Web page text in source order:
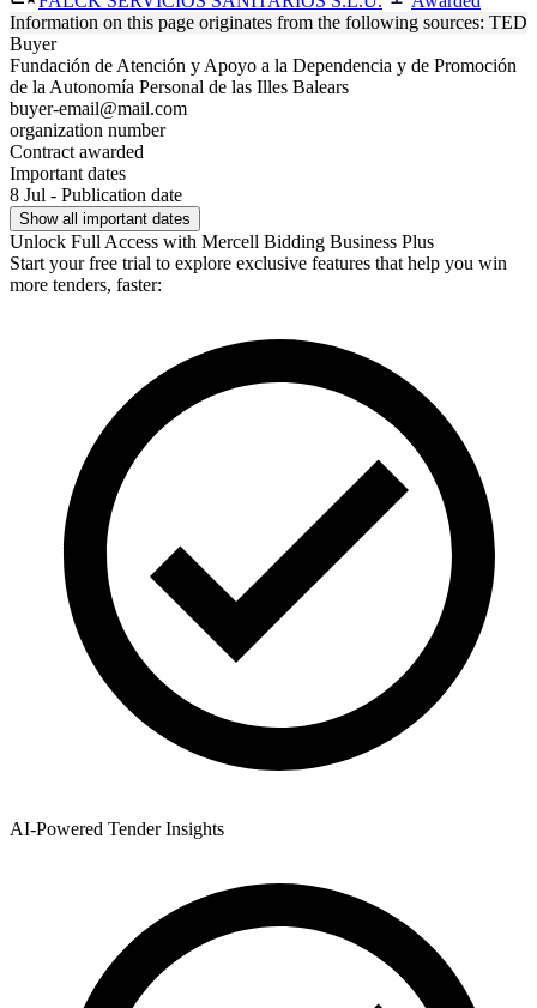
Information on this page originates from the following sources: TED
Buyer
Fundación de Atención y Apoyo a la Dependencia y de Promoción
de la Autonomía Personal de las Illes Balears
buyer-email@mail.com
organization number
Contract awarded
Important dates
8 Jul - Publication date
Show all important dates
Unlock Full Access with Mercell Bidding Business Plus
Start your free trial to explore exclusive features that help you win
more tenders, faster:
AI-Powered Tender Insights